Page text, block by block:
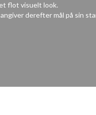
flot visuelt look.
derefter mål på sin